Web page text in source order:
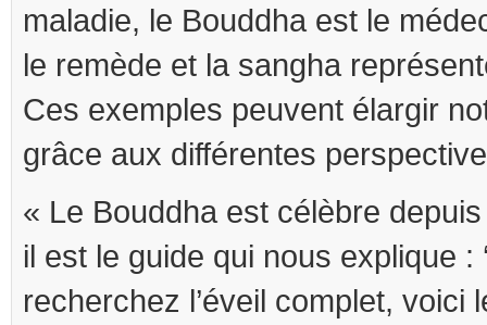
maladie, le Bouddha est le
le remède et la sangha
Ces exemples peuvent élargir
grâce aux différentes
« Le Bouddha est célèbre
il est le guide qui nous explique :
recherchez l’éveil complet, voici